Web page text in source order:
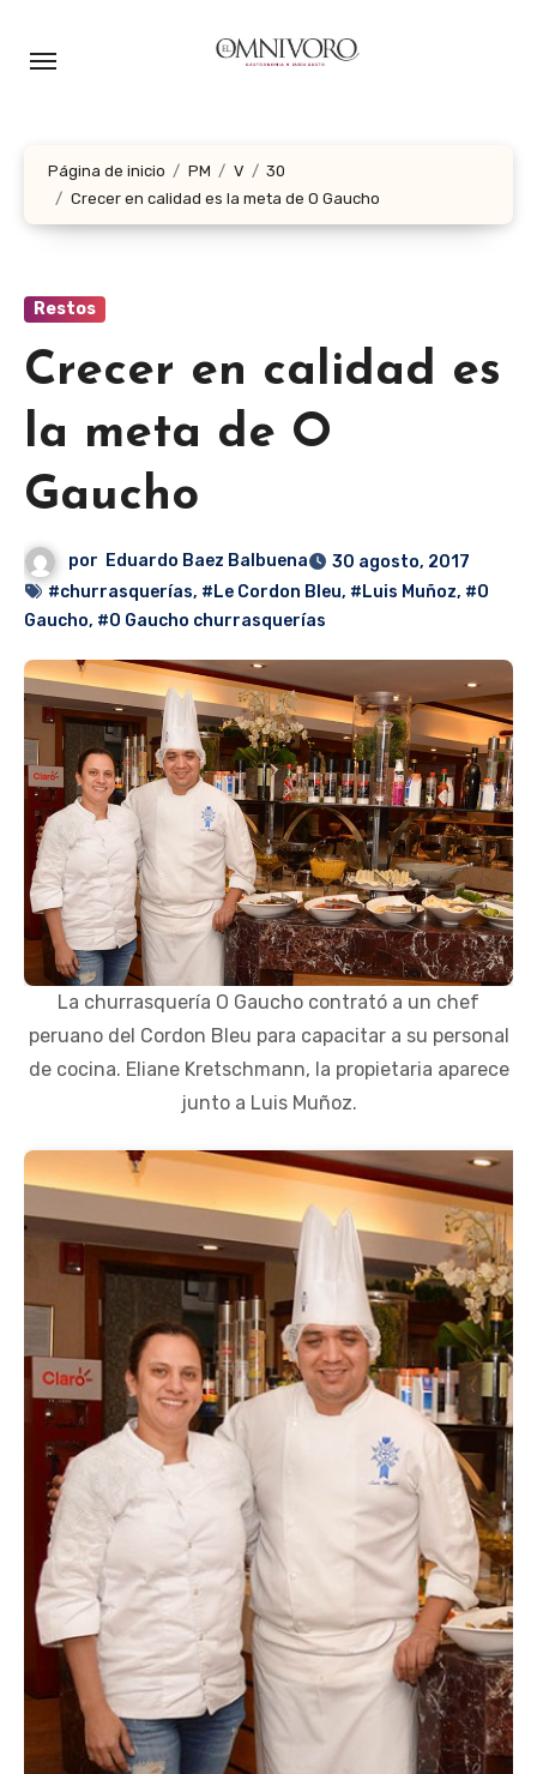
Página de inicio PM V
30
Crecer en calidad es la meta de O Gaucho
Restos
Crecer en calidad es
la meta de O
Gaucho
por Eduardo Baez Balbuena
30 agosto, 2017
#churrasquerías, #Le Cordon Bleu, #Luis Muñoz, #O
Gaucho, #O Gaucho churrasquerías
La churrasquería O Gaucho contrató a un chef
peruano del Cordon Bleu para capacitar a su personal
de cocina. Eliane Kretschmann, la propietaria aparece
junto a Luis Muñoz.